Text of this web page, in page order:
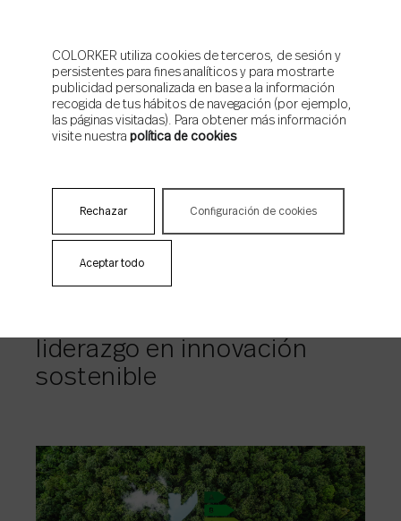
11/09/2025
Colorker Group obtiene la
certificación ISO
liderazgo en innovación
sostenible
COLORKER utiliza cookies de terceros, de sesión y
persistentes para fines analíticos y para mostrarte
publicidad personalizada en base a la información
recogida de tus hábitos de navegación (por ejemplo,
las páginas visitadas). Para obtener más información
visite nuestra política de cookies
Aceptar todo
Rechazar Configuración de cookies